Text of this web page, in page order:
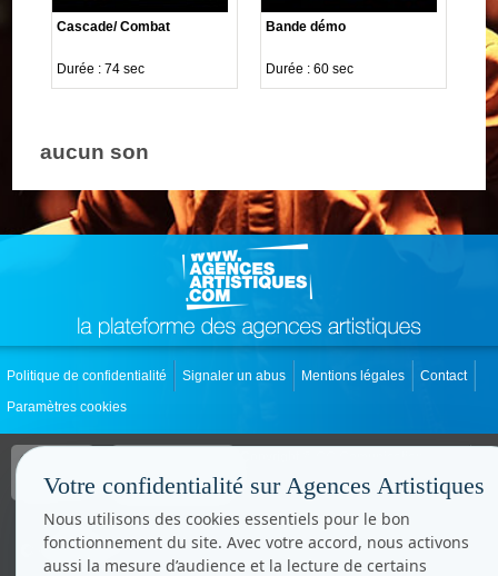
Cascade/ Combat
Durée : 74 sec
Bande démo
Durée : 60 sec
aucun son
Politique de confidentialité Signaler un abus Mentions légales
Contact
Paramètres cookies
www.cccom.fr
Votre confidentialité sur Agences Artistiques
Nous utilisons des cookies essentiels pour le bon
fonctionnement du site. Avec votre accord, nous activons
aussi la mesure d’audience et la lecture de certains